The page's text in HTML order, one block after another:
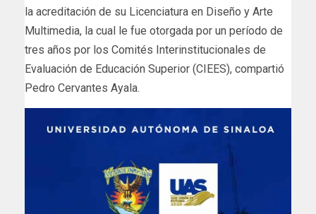
la acreditación de su Licenciatura en Diseño y Arte
Multimedia, la cual le fue otorgada por un período de
tres años por los Comités Interinstitucionales de
Evaluación de Educación Superior (CIEES), compartió
Pedro Cervantes Ayala.